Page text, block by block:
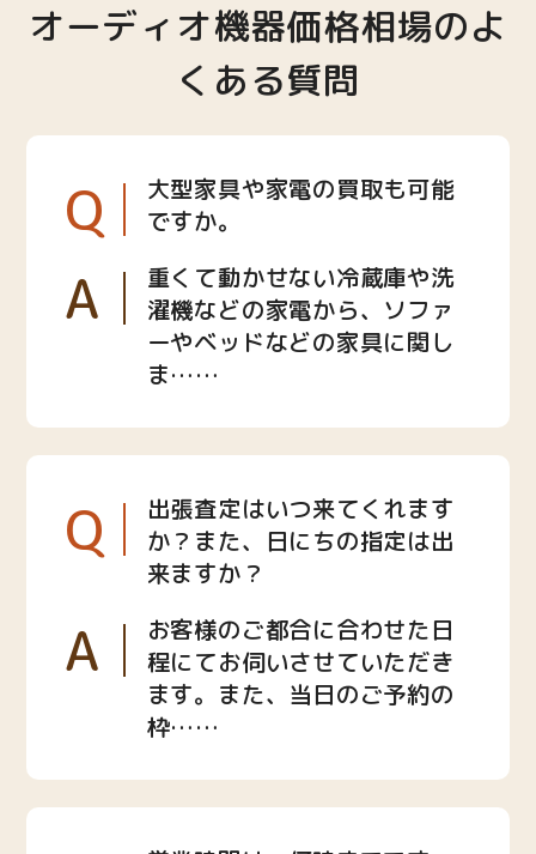
オーディオ機器価格相場のよ
くある質問
Q
大型家具や家電の買取も可能
ですか。
A
重くて動かせない冷蔵庫や洗
濯機などの家電から、ソファ
ーやベッドなどの家具に関し
ま……
Q
出張査定はいつ来てくれます
か？また、日にちの指定は出
来ますか？
A
お客様のご都合に合わせた日
程にてお伺いさせていただき
ます。また、当日のご予約の
枠……